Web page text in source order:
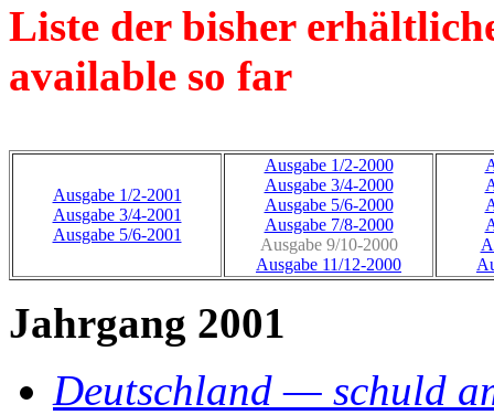
Liste der bisher
available so far
Ausgabe 1/2-2001
Ausgabe 3/4-2001
Ausgabe 5/6-2001
Ausgabe 1/2-2000
Ausgabe 3/4-2000
Ausgabe 5/6-2000
Ausgabe 7/8-2000
Ausgabe 9/10-2000
Ausgabe 11/12-2000
Jahrgang 2001
Deutschland — schuld